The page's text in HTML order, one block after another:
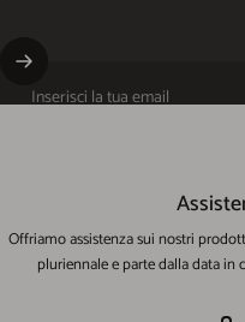
Inserisci la tua email
Offriamo assistenza sui nostri
pluriennale e parte dalla data